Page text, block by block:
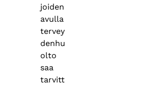
joiden
avulla
tervey
denhu
olto
saa
tarvitt